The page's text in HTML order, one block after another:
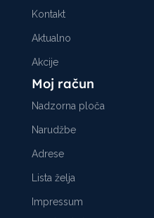
Kontakt
Aktualno
Akcije
Moj račun
Nadzorna ploča
Narudžbe
Adrese
Lista želja
Impressum